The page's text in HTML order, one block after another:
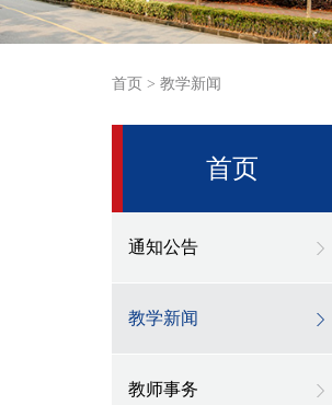
首页 > 教学新闻
首页
通知公告
教学新闻
教师事务